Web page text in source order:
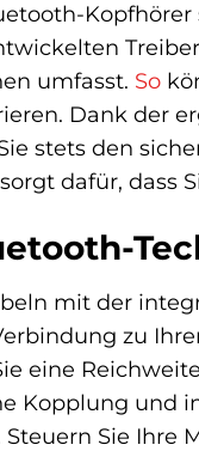
umfasst. So
Dank der
stets den
dafür, dass
mit der
zu
eine
Kopplung und
Sie Ihre